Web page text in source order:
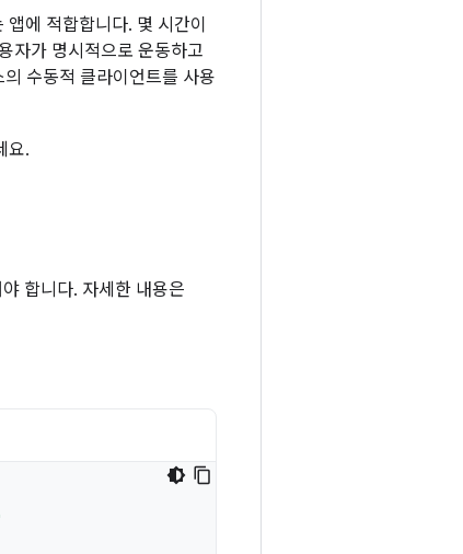
에 적합합니다. 몇 시간이
자가 명시적으로 운동하고
수동적 클라이언트를 사용
요.
합니다. 자세한 내용은